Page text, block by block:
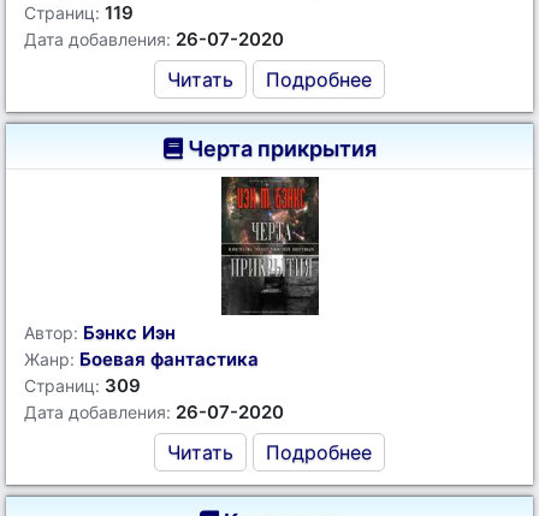
Страниц: 119
Дата добавления: 26-07-2020
Читать Подробнее
Черта прикрытия
Автор: Бэнкс Иэн
Жанр: Боевая фантастика
Страниц: 309
Дата добавления: 26-07-2020
Читать Подробнее